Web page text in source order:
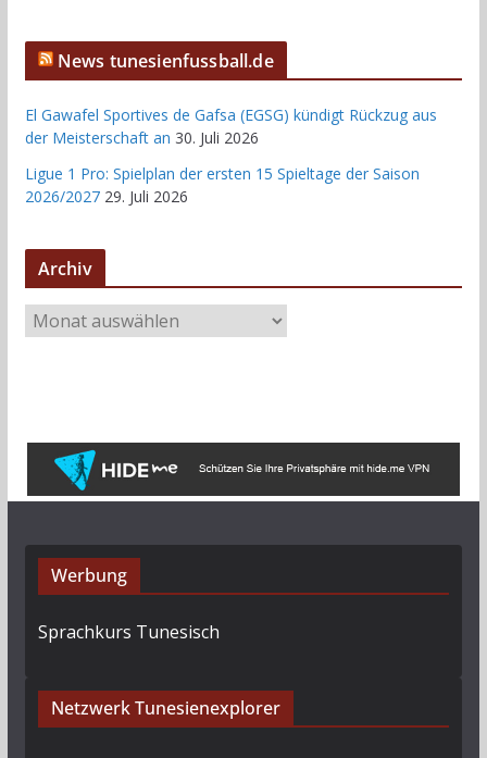
News tunesienfussball.de
El Gawafel Sportives de Gafsa (EGSG) kündigt Rückzug aus
der Meisterschaft an 30. Juli 2026
Ligue 1 Pro: Spielplan der ersten 15 Spieltage der Saison
2026/2027 29. Juli 2026
Archiv
r
Werbung
Sprachkurs Tunesisch
Netzwerk Tunesienexplorer